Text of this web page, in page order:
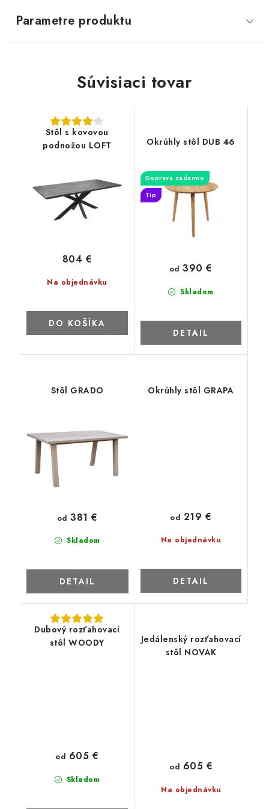
KVETINÁČE
VSTAVANÉ SKRINE
INTERIÉROVÉ DVERE
NOČNÉ STOLÍKY
KOMODY A VITRÍNY
Kontakty Napíšte nám
Obchodné podmienky
Podmienky ochrany osobných údajov
Cookies
Najpredávanejšie produkty
Parametre produktu
Súvisiaci tovar
Stôl s kovovou
podnožou LOFT
Na objednávku
804 €
DO KOŠÍKA
Okrúhly stôl DUB 46
Doprava zadarmo
Tip
Skladom
od 390 €
DETAIL
Stôl GRADO
Skladom
od 381 €
DETAIL
Okrúhly stôl GRAPA
Na objednávku
od 219 €
DETAIL
Dubový rozťahovací
stôl WOODY
Skladom
od 605 €
Jedálenský rozťahovací
stôl NOVAK
Na objednávku
od 605 €